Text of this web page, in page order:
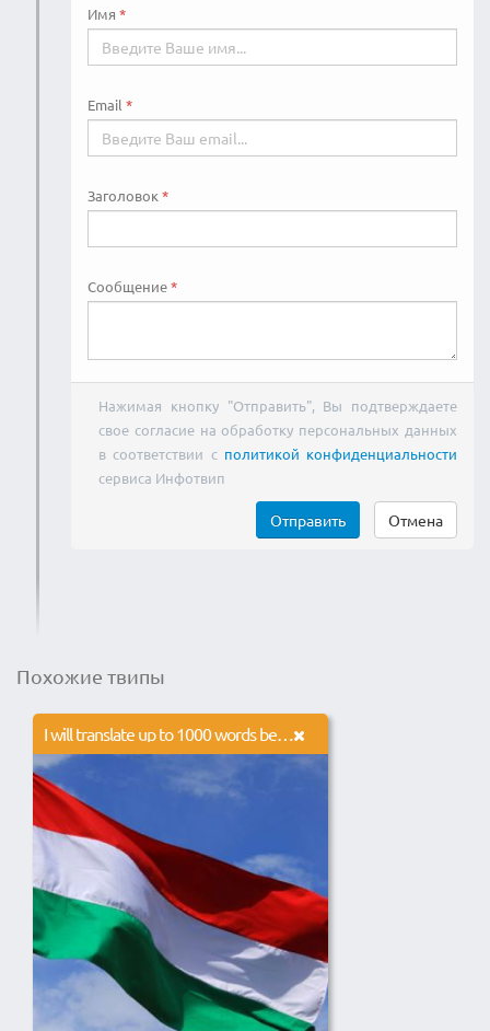
Имя
Email
Заголовок
Сообщение
Нажимая кнопку "Отправить", Вы подтверждаете
свое согласие на обработку персональных данных
в соответствии с политикой конфиденциальности
сервиса Инфотвип
Отправить Отмена
Похожие твипы
I will translate up to 1000 words between English and Hungarian